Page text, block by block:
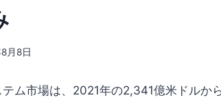
月8日
ム市場は、2021年の2,341億米ドルか